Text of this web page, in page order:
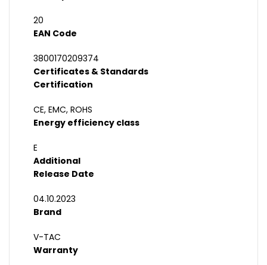
20
EAN Code
3800170209374
Certificates & Standards
Certification
CE, EMC, ROHS
Energy efficiency class
E
Additional
Release Date
04.10.2023
Brand
V-TAC
Warranty